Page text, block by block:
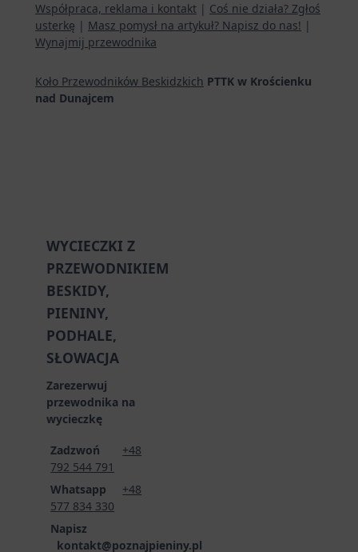
Współpraca, reklama i kontakt | Coś nie działa? Zgłoś
usterkę | Masz pomysł na artykuł? Napisz do nas! |
Wynajmij przewodnika
Koło Przewodników Beskidzkich PTTK w Krościenku
nad Dunajcem
WYCIECZKI Z
PRZEWODNIKIEM
BESKIDY,
PIENINY,
PODHALE,
SŁOWACJA
Zarezerwuj
przewodnika na
wycieczkę
Zadzwoń +48
792 544 791
Whatsapp +48
577 834 330
Napisz
kontakt@poznajpieniny.pl